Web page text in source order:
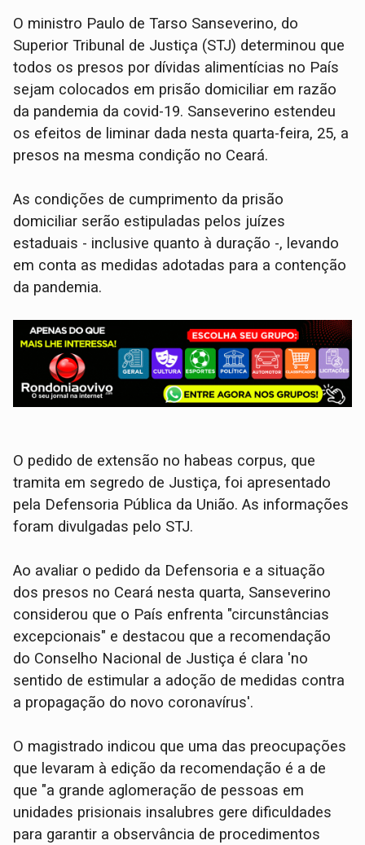
O ministro Paulo de Tarso Sanseverino, do
Superior Tribunal de Justiça (STJ) determinou que
todos os presos por dívidas alimentícias no País
sejam colocados em prisão domiciliar em razão
da pandemia da covid-19. Sanseverino estendeu
os efeitos de liminar dada nesta quarta-feira, 25, a
presos na mesma condição no Ceará.
As condições de cumprimento da prisão
domiciliar serão estipuladas pelos juízes
estaduais - inclusive quanto à duração -, levando
em conta as medidas adotadas para a contenção
da pandemia.
O pedido de extensão no habeas corpus, que
tramita em segredo de Justiça, foi apresentado
pela Defensoria Pública da União. As informações
foram divulgadas pelo STJ.
Ao avaliar o pedido da Defensoria e a situação
dos presos no Ceará nesta quarta, Sanseverino
considerou que o País enfrenta "circunstâncias
excepcionais" e destacou que a recomendação
do Conselho Nacional de Justiça é clara 'no
sentido de estimular a adoção de medidas contra
a propagação do novo coronavírus'.
O magistrado indicou que uma das preocupações
que levaram à edição da recomendação é a de
que "a grande aglomeração de pessoas em
unidades prisionais insalubres gere dificuldades
para garantir a observância de procedimentos